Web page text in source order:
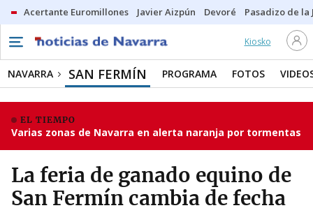
Acertante Euromillones Javier Aizpún Devoré Pasadizo de la
Kiosko
NAVARRA SAN FERMÍN PROGRAMA FOTOS
EL TIEMPO
Varias zonas de Navarra en alerta naranja por tormentas
La feria de ganado equino de
San Fermín cambia de fecha